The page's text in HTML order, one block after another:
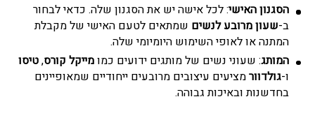
הסגנון האישי: לכל אישה יש את הסגנון שלה. כדאי לבחור
ב-שעון מרובע לנשים שמתאים לטעם האישי של מקבלת
המתנה או לאופי השימוש היומיומי שלה.
המותג: שעוני נשים של מותגים ידועים כמומייקל קורס,טיסו
ו-גולדוורמציעים עיצובים מרובעים ייחודיים שמאופיינים
בחדשנות ובאיכות גבוהה.